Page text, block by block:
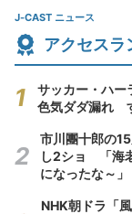
J-CAST ニュース
アクセスラ
サッカー・ハー
色気ダダ漏れ
市川團十郎の
し2ショ 「海
になったな～」
NHK朝ドラ「